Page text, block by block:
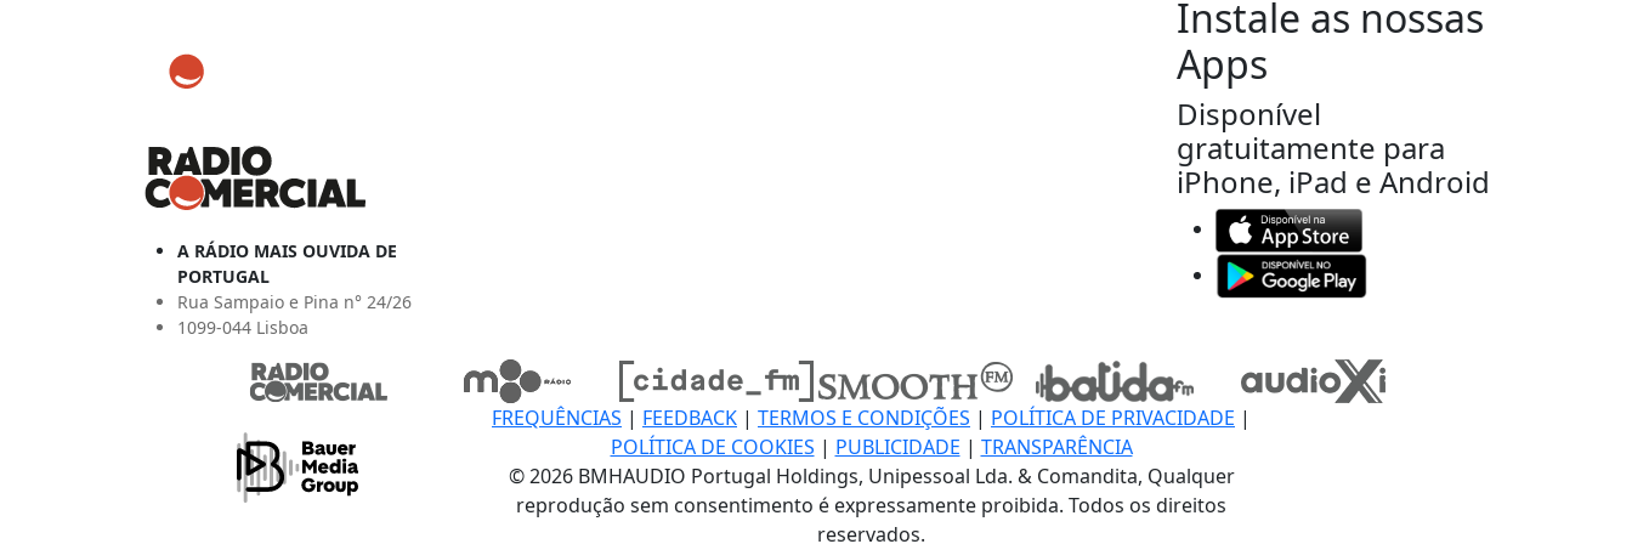
A RÁDIO MAIS OUVIDA DE
PORTUGAL
Rua Sampaio e Pina n° 24/26
1099-044 Lisboa
Instale as nossas
Apps
Disponível
gratuitamente para
iPhone, iPad e Android
FREQUÊNCIAS | FEEDBACK | TERMOS E CONDIÇÕES | POLÍTICA DE PRIVACIDADE |
POLÍTICA DE COOKIES | PUBLICIDADE | TRANSPARÊNCIA
© 2026 BMHAUDIO Portugal Holdings, Unipessoal Lda. & Comandita, Qualquer
reprodução sem consentimento é expressamente proibida. Todos os direitos
reservados.